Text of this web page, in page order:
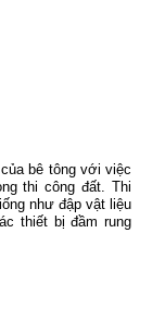
bê tông với việc
thi công đất. Thi
như đập vật liệu
thiết bị đầm rung